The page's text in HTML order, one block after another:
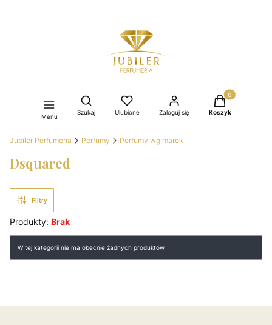
Menu
Otwórz wyszukiwarkę
Szukaj Ulubione Zaloguj się
Produkty w
Koszyk
Jubiler Perfumeria Perfumy Perfumy wg marek
Dsquared
Filtry
Produkty: Brak
Lista produktów
W tej kategorii nie ma obecnie żadnych produktów